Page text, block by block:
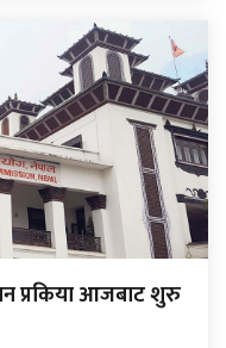
प्रकिया आजबाट शुरु